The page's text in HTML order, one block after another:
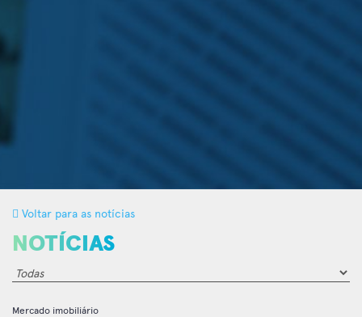
Voltar para as notícias
NOTÍCIAS
Mercado imobiliário